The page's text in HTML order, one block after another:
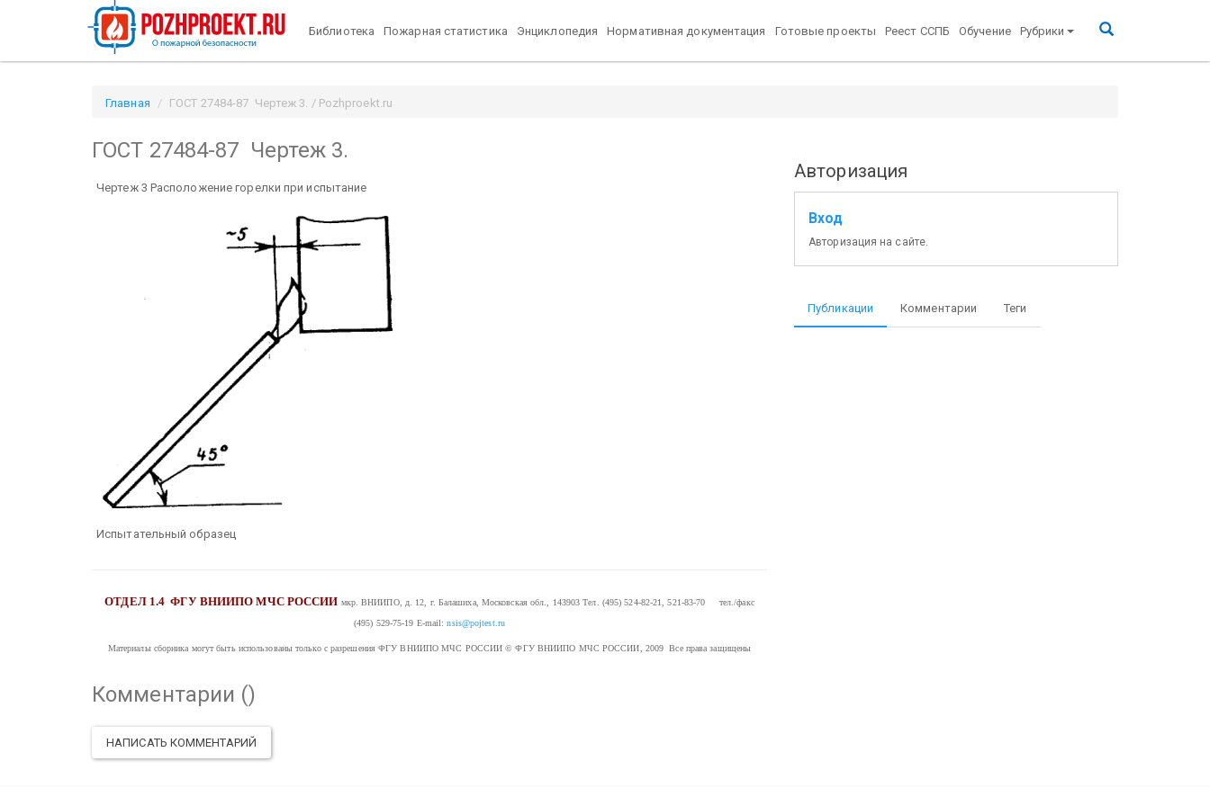
Библиотека Пожарная статистика Энциклопедия Нормативная документация Готовые проекты Реест ССПБ Обучение Рубрики
Главная ГОСТ 27484-87 Чертеж 3. / Pozhproekt.ru
ГОСТ 27484-87 Чертеж 3.
Чертеж 3 Расположение горелки при испытание
Испытательный образец
ОТДЕЛ 1.4ФГУ ВНИИПО МЧС РОССИИ мкр. ВНИИПО, д. 12, г. Балашиха, Московская обл., 143903 Тел. (495) 524-82-21, 521-83-70 тел./факс
(495) 529-75-19 E-mail:nsis@pojtest.ru
Материалы сборника могут быть использованы только с разрешения ФГУ ВНИИПО МЧС РОССИИ © ФГУ ВНИИПО МЧС РОССИИ, 2009 Все права защищены
Комментарии ()
НАПИСАТЬ КОММЕНТАРИЙ
Авторизация
Вход
Авторизация на сайте.
Публикации Комментарии Теги